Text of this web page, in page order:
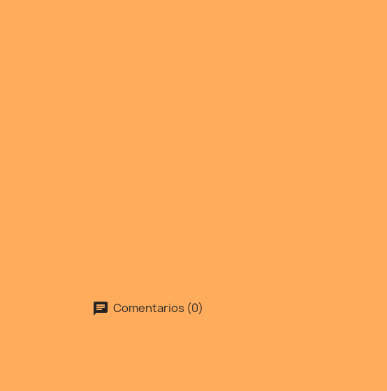
Comentarios (0)